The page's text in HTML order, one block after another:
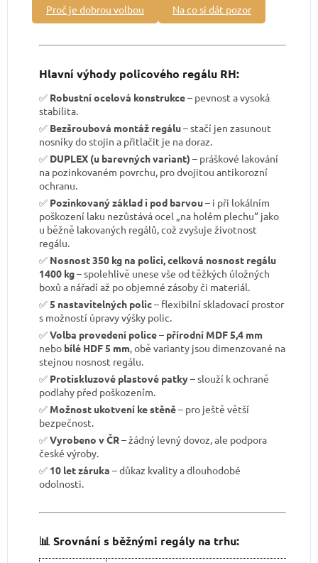
Proč je dobrou volbou Na co si dát pozor
Hlavní výhody policového regálu RH:
✅ Robustní ocelová konstrukce– pevnost a vysoká
stabilita.
✅ Bezšroubová montáž regálu– stačí jen zasunout
nosníky do stojin a přitlačit je na doraz.
✅ DUPLEX (u barevných variant) – práškové lakování
na pozinkovaném povrchu, pro dvojitou antikorozní
ochranu.
✅ Pozinkovaný základ i pod barvou– i při lokálním
poškození laku nezůstává ocel „na holém plechu“ jako
u běžně lakovaných regálů, což zvyšuje životnost
regálu.
✅ Nosnost 350 kg na polici, celková nosnost regálu
1400 kg– spolehlivě unese vše od těžkých úložných
boxů a nářadí až po objemné zásoby či materiál.
✅5 nastavitelných polic– flexibilní skladovací prostor
s možností úpravy výšky polic.
✅Volba provedení police– přírodní MDF 5,4 mm
nebo bílé HDF 5 mm, obě varianty jsou dimenzované na
stejnou nosnost regálu.
✅ Protiskluzové plastové patky– slouží k ochraně
podlahy před poškozením.
✅ Možnost ukotvení ke stěně– pro ještě větší
bezpečnost.
✅Vyrobeno v ČR– žádný levný dovoz, ale podpora
české výroby.
✅ 10 let záruka – důkaz kvality a dlouhodobé
odolnosti.
📊 Srovnání s běžnými regály na trhu: